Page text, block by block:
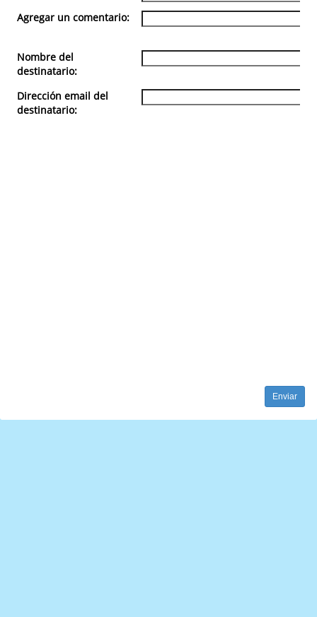
Agregar un comentario:
Nombre del
destinatario:
Dirección email del
destinatario: